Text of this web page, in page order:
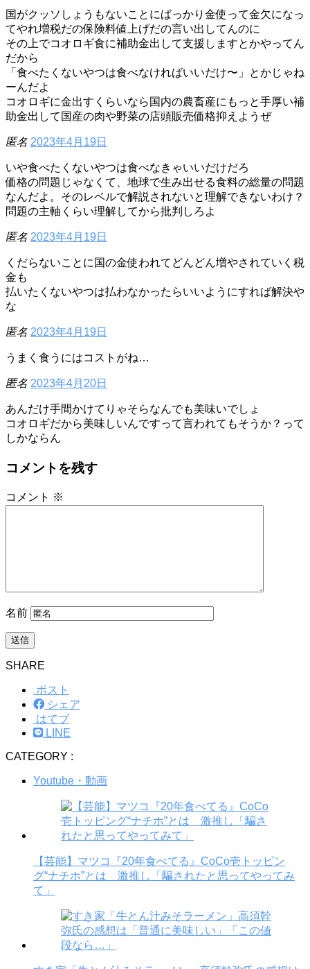
国がクッソしょうもないことにばっかり金使って金欠になっ
てやれ増税だの保険料値上げだの言い出してんのに
その上でコオロギ食に補助金出して支援しますとかやってん
だから
「食べたくないやつは食べなければいいだけ〜」とかじゃね
ーんだよ
コオロギに金出すくらいなら国内の農畜産にもっと手厚い補
助金出して国産の肉や野菜の店頭販売価格抑えようぜ
匿名 2023年4月19日
いや食べたくないやつは食べなきゃいいだけだろ
価格の問題じゃなくて、地球で生み出せる食料の総量の問題
なんだよ。そのレベルで解説されないと理解できないわけ？
問題の主軸くらい理解してから批判しろよ
匿名 2023年4月19日
くだらないことに国の金使われてどんどん増やされていく税
金も
払いたくないやつは払わなかったらいいようにすれば解決や
な
匿名 2023年4月19日
うまく食うにはコストがね…
匿名 2023年4月20日
あんだけ手間かけてりゃそらなんでも美味いでしょ
コオロギだから美味しいんですって言われてもそうか？って
しかならん
コメントを残す
コメント ※
名前
SHARE
ポスト
シェア
はてブ
LINE
CATEGORY :
Youtube・動画
【芸能】マツコ『20年食べてる』CoCo壱トッピン
グ“ナチホ”とは 激推し「騙されたと思ってやってみ
て」